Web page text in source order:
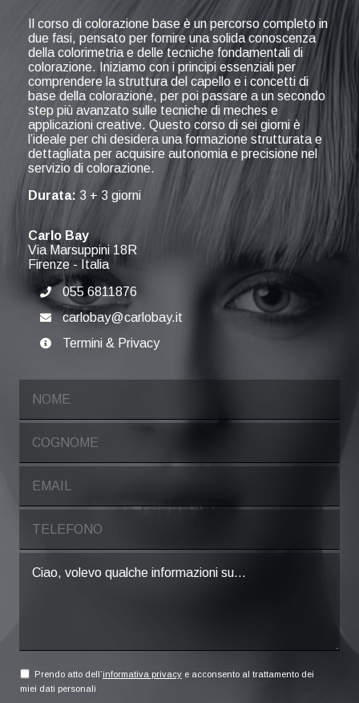
Il corso di colorazione base è un percorso completo in
due fasi, pensato per fornire una solida conoscenza
della colorimetria e delle tecniche fondamentali di
colorazione. Iniziamo con i principi essenziali per
comprendere la struttura del capello e i concetti di
base della colorazione, per poi passare a un secondo
step più avanzato sulle tecniche di meches e
applicazioni creative. Questo corso di sei giorni è
l’ideale per chi desidera una formazione strutturata e
dettagliata per acquisire autonomia e precisione nel
servizio di colorazione.
Durata: 3 + 3 giorni
Carlo Bay
Via Marsuppini 18R
Firenze -
Italia
055 6811876
carlobay@carlobay.it
Termini & Privacy
Prendo atto dell’informativa privacye acconsento al trattamento dei
miei dati personali